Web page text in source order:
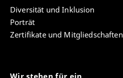
Diversität und Inklusion
Porträt
Zertifikate und Mitgliedschaften